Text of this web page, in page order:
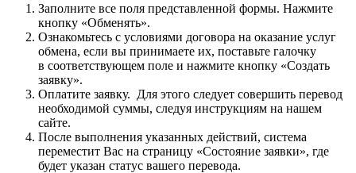
Заполните все поля представленной формы. Нажмите
кнопку «Обменять».
Ознакомьтесь с условиями договора на оказание услуг
обмена, если вы принимаете их, поставьте галочку
в соответствующем поле и нажмите кнопку «Создать
заявку».
Оплатите заявку. Для этого следует совершить перевод
необходимой суммы, следуя инструкциям на нашем
сайте.
После выполнения указанных действий, система
переместит Вас на страницу «Состояние заявки», где
будет указан статус вашего перевода.